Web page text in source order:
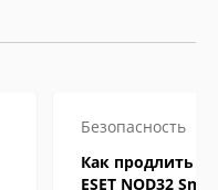
Безопасность
Как продлить
ESET NOD32